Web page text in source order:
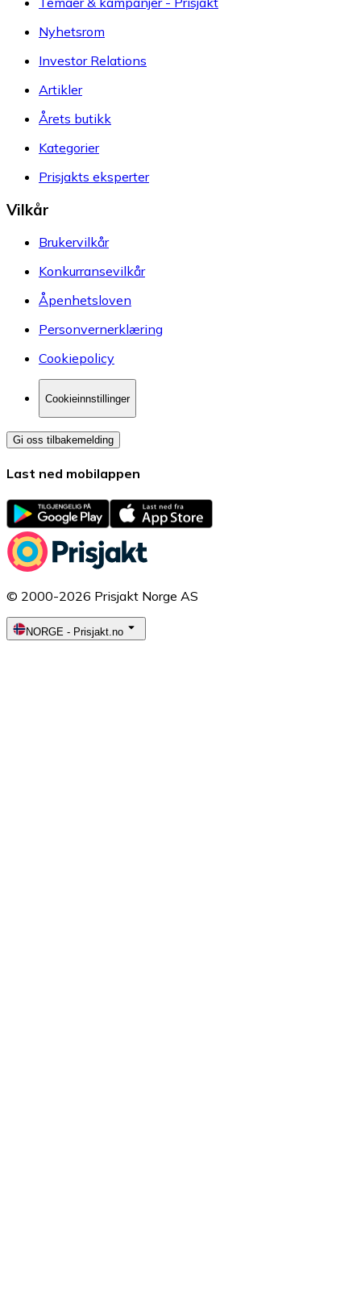
Nyhetsrom
Investor Relations
Artikler
Årets butikk
Kategorier
Prisjakts eksperter
Vilkår
Brukervilkår
Konkurransevilkår
Åpenhetsloven
Personvernerklæring
Cookiepolicy
Cookieinnstillinger
Gi oss tilbakemelding
Last ned mobilappen
© 2000-2026 Prisjakt Norge AS
NORGE - Prisjakt.no